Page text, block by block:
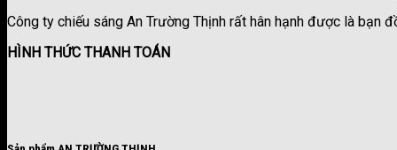
Công ty chiếu sáng An Trường Thịnh rất hân hạnh được là bạn
HÌNH THỨC THANH TOÁN